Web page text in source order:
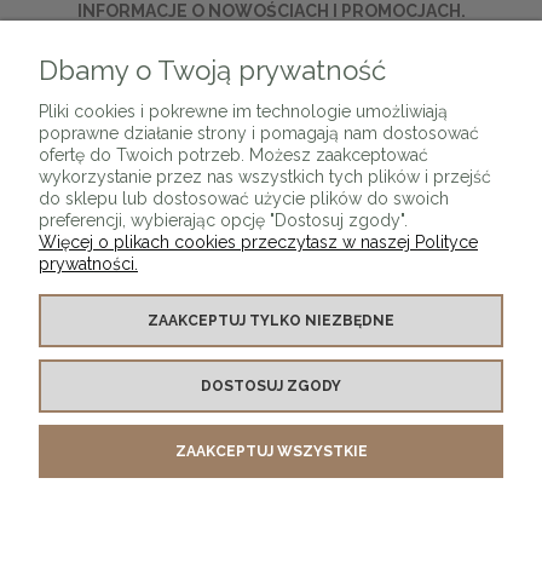
INFORMACJE O NOWOŚCIACH I PROMOCJACH.
KONTAKT Z NAMI
MOJE KONTO
Dbamy o Twoją prywatność
Pliki cookies i pokrewne im technologie umożliwiają
poprawne działanie strony i pomagają nam dostosować
ofertę do Twoich potrzeb. Możesz zaakceptować
wykorzystanie przez nas wszystkich tych plików i przejść
do sklepu lub dostosować użycie plików do swoich
preferencji, wybierając opcję "Dostosuj zgody".
Więcej o plikach cookies przeczytasz w naszej Polityce
prywatności.
ZAAKCEPTUJ TYLKO NIEZBĘDNE
DOSTOSUJ ZGODY
ZAAKCEPTUJ WSZYSTKIE